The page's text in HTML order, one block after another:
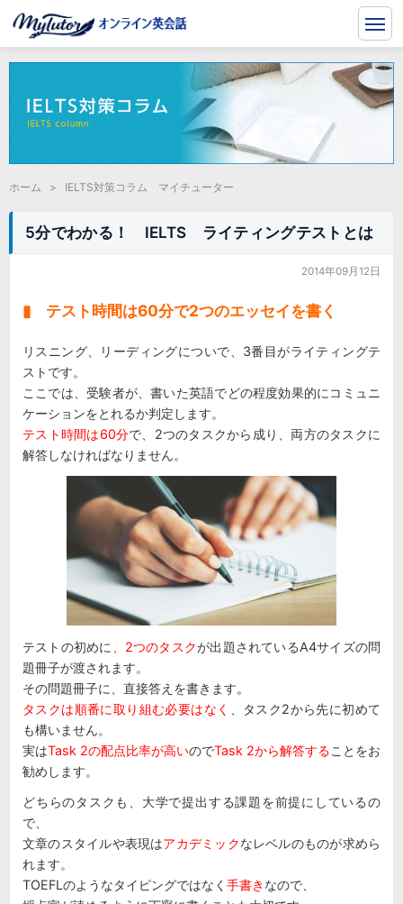
ホーム > IELTS対策コラム マイチューター
5分でわかる！ IELTS ライティングテストとは
2014年09月12日
▮ テスト時間は60分で2つのエッセイを書く
リスニング、リーディングについで、3番目がライティングテ
ストです。
ここでは、受験者が、書いた英語でどの程度効果的にコミュニ
ケーションをとれるか判定します。
テスト時間は60分で、2つのタスクから成り、両方のタスクに
解答しなければなりません。
テストの初めに 、2つのタスクが出題されているA4サイズの問
題冊子が渡されます。
その問題冊子に、直接答えを書きます。
タスクは順番に取り組む必要はなく
、タスク2から先に初めて
も構いません。
実はTask 2の配点比率が高いのでTask 2から解答することをお
勧めします。
どちらのタスクも、大学で提出する課題を前提にしているの
で、
文章のスタイルや表現はアカデミックなレベルのものが求めら
れます。
TOEFLのようなタイピングではなく 手書き なので、